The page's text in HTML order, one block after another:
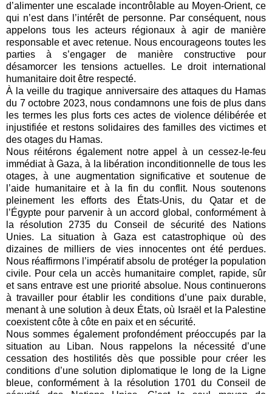
d’alimenter une escalade incontrôlable au Moyen-Orient, ce
qui n’est dans l’intérêt de personne. Par conséquent, nous
appelons tous les acteurs régionaux à agir de manière
responsable et avec retenue. Nous encourageons toutes les
parties à s’engager de manière constructive pour
désamorcer les tensions actuelles. Le droit international
humanitaire doit être respecté.
À la veille du tragique anniversaire des attaques du Hamas
du 7 octobre 2023, nous condamnons une fois de plus dans
les termes les plus forts ces actes de violence délibérée et
injustifiée et restons solidaires des familles des victimes et
des otages du Hamas.
Nous réitérons également notre appel à un cessez-le-feu
immédiat à Gaza, à la libération inconditionnelle de tous les
otages, à une augmentation significative et soutenue de
l’aide humanitaire et à la fin du conflit. Nous soutenons
pleinement les efforts des États-Unis, du Qatar et de
l’Égypte pour parvenir à un accord global, conformément à
la résolution 2735 du Conseil de sécurité des Nations
Unies. La situation à Gaza est catastrophique où des
dizaines de milliers de vies innocentes ont été perdues.
Nous réaffirmons l’impératif absolu de protéger la population
civile. Pour cela un accès humanitaire complet, rapide, sûr
et sans entrave est une priorité absolue. Nous continuerons
à travailler pour établir les conditions d’une paix durable,
menant à une solution à deux États, où Israël et la Palestine
coexistent côte à côte en paix et en sécurité.
Nous sommes également profondément préoccupés par la
situation au Liban. Nous rappelons la nécessité d’une
cessation des hostilités dès que possible pour créer les
conditions d’une solution diplomatique le long de la Ligne
bleue, conformément à la résolution 1701 du Conseil de